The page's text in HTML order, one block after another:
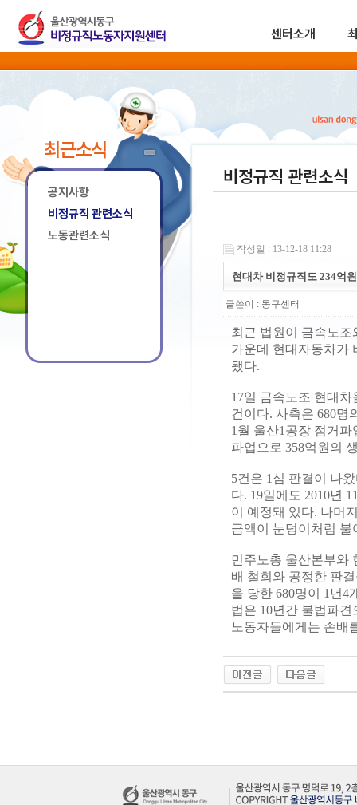
센터소개
최근소식
공지사항
비정규직 관련소식
노동관련소식
비정규직 관련소식
작성일 : 13-12-18 11:28
현대차 비정규직도 234억
글쓴이 : 동구센터
최근 법원이 금속노
가운데 현대자동차가
됐다.
17일 금속노조 현대
건이다. 사측은 680명
1월 울산1공장 점거
파업으로 358억원의
5건은 1심 판결이 나
다. 19일에도 2010년
이 예정돼 있다. 나머
금액이 눈덩이처럼 불
민주노총 울산본부와
배 철회와 공정한 판
을 당한 680명이 1년4
법은 10년간 불법파
노동자들에게는 손배